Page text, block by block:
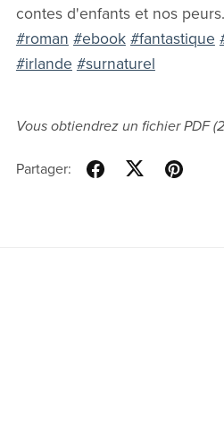
contes d'enfants et nos peurs.
#roman #ebook #fantastique
#irlande #surnaturel
Vous obtiendrez un fichier PDF
Partager: